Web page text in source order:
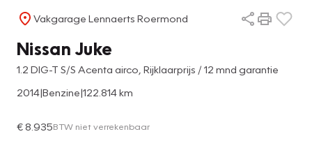
Vakgarage Lennaerts Roermond
Nissan Juke
1.2 DIG-T S/S Acenta airco, Rijklaarprijs / 12 mnd garantie
2014|Benzine|122.814 km
€ 8.935BTW niet verrekenbaar